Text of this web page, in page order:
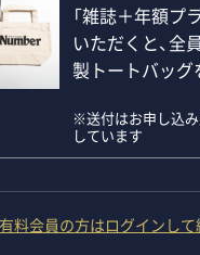
「雑誌＋年額プ
いただくと、
製トートバッグ
※送付はお申し込
しています
料会員の方はログインし